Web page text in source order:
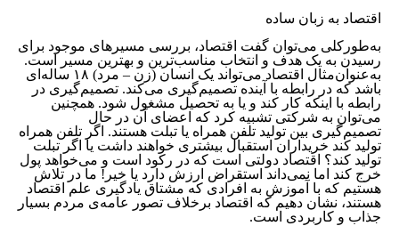
اقتصاد به زبان ساده
به‌طورکلی می‌توان گفت اقتصاد، بررسی مسیرهای موجود برای
رسیدن به یک هدف و انتخاب مناسب‌ترین و بهترین مسیر است.
به‌عنوان‌مثال اقتصاد می‌تواند یک انسان (زن – مرد) ۱۸ ساله‌ای
باشد که در رابطه‌ با آینده تصمیم‌گیری می‌کند. تصمیم‌گیری در
رابطه‌ با اینکه کار کند و یا به تحصیل مشغول شود. همچنین
می‌توان به شرکتی تشبیه کرد که اعضای آن در حال
تصمیم‌گیری بین تولید تلفن همراه یا تبلت هستند. اگر تلفن همراه
تولید کند خریداران استقبال بیشتری خواهند داشت یا اگر تبلت
تولید کند؟ اقتصاد دولتی است که در رکود است و می‌خواهد پول
خرج کند اما نمی‌داند استقراض ارزش دارد یا خیر! ما در تلاش
هستیم که با آموزش به افرادی که مشتاق یادگیری علم اقتصاد
هستند، نشان دهیم که اقتصاد برخلاف تصور عامه‌ی مردم بسیار
جذاب و کاربردی است.